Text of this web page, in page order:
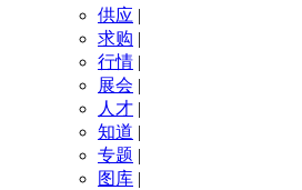
供应 |
求购 |
行情 |
展会 |
人才 |
知道 |
专题 |
图库 |